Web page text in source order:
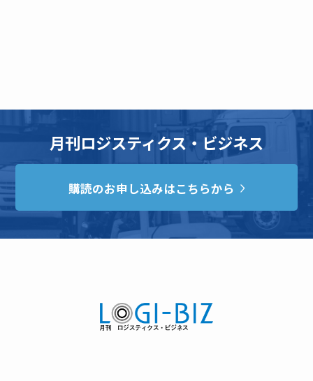
月刊ロジスティクス・ビジネス
購読のお申し込みはこちらから